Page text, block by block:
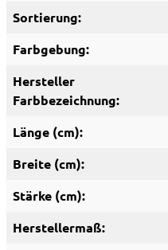
Sortierung:
Farbgebung:
Hersteller
Farbbezeichnung:
Länge (cm):
Breite (cm):
Stärke (cm):
Herstellermaß: